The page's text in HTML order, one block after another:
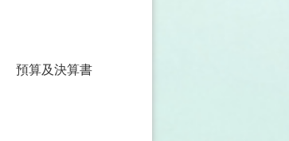
預算及決算書